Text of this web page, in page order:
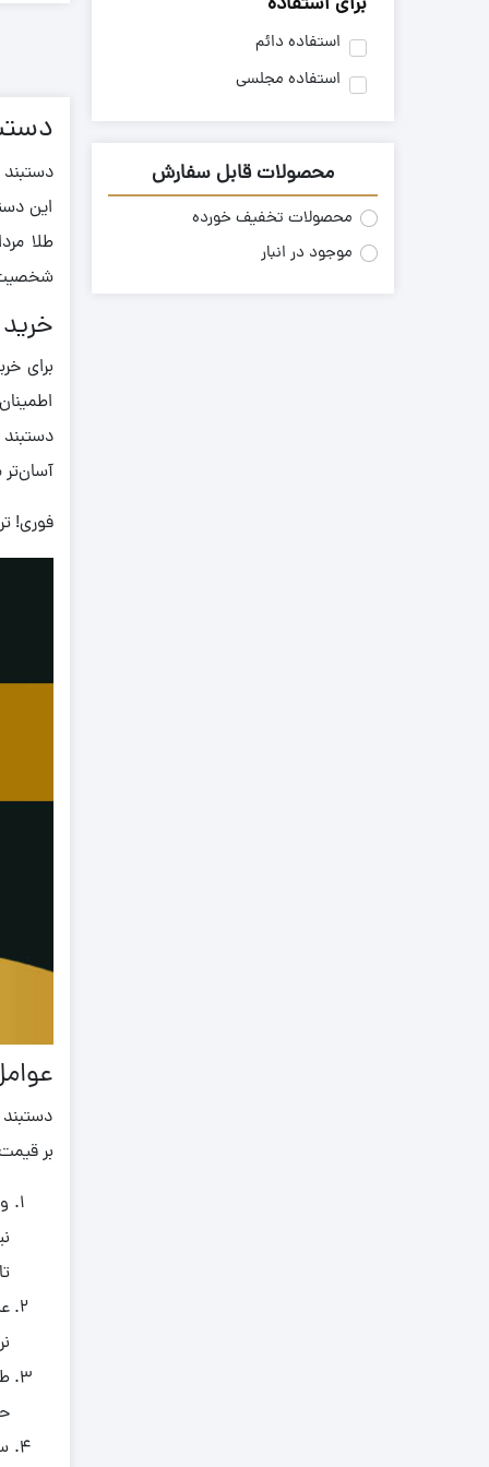
این
طلا
شخصیت
برای
دستبند
فوری!
بر
0.480
0.500
0.510
0.550
0.560
مشکی
استفاده دائم
استفاده مجلسی
محصولات قابل سفارش
محصولات تخفیف خورده
موجود در انبار